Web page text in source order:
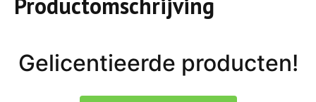
Gelicentieerde producten!